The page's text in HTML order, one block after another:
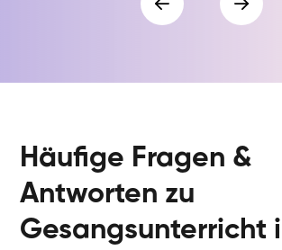
Häufige Fragen &
Antworten zu
Gesangsunterricht